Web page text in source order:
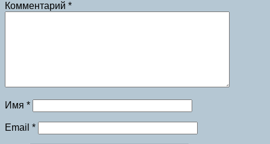
Комментарий *
Имя *
Email *